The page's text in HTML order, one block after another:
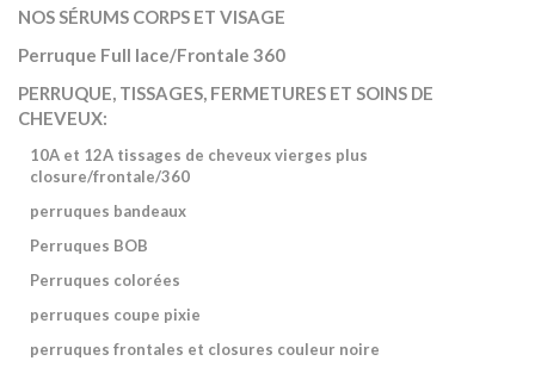
NOS SÉRUMS CORPS ET VISAGE
Perruque Full lace/Frontale 360
PERRUQUE, TISSAGES, FERMETURES ET SOINS DE
CHEVEUX:
10A et 12A tissages de cheveux vierges plus
closure/frontale/360
perruques bandeaux
Perruques BOB
Perruques colorées
perruques coupe pixie
perruques frontales et closures couleur noire